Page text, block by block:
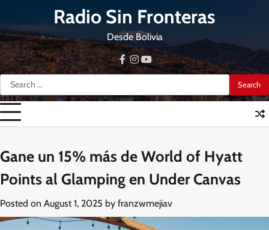
content
Radio Sin Fronteras
Desde Bolivia
Search
for:
facebook
instagram
youtube
Gane un 15% más de World of Hyatt
Points al Glamping en Under Canvas
Posted on August 1, 2025 by franzwmejiav